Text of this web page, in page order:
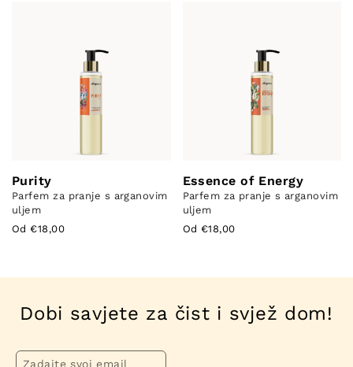
Purity
Parfem za pranje s arganovim
uljem
Od €18,00
Essence of Energy
Parfem za pranje s arganovim
uljem
Od €18,00
Dobi savjete za čist i svjež dom!